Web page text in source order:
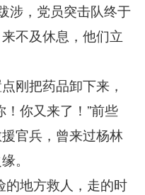
，党员突击队终于
不及休息，他们立
把药品卸下来，
！你又来了！”前些
官兵，曾来过杨林
。
地方救人，走的时